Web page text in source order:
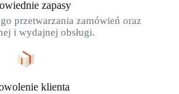
zapasy
przetwarzania zamówień oraz
i wydajnej obsługi.
klienta